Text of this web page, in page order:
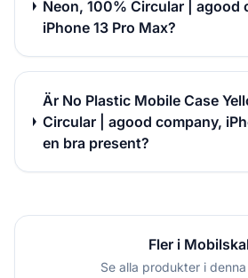
Neon, 100% Circular | agood
iPhone 13 Pro Max?
Är No Plastic Mobile Case
Circular | agood company,
en bra present?
Fler i
Se alla produkter i